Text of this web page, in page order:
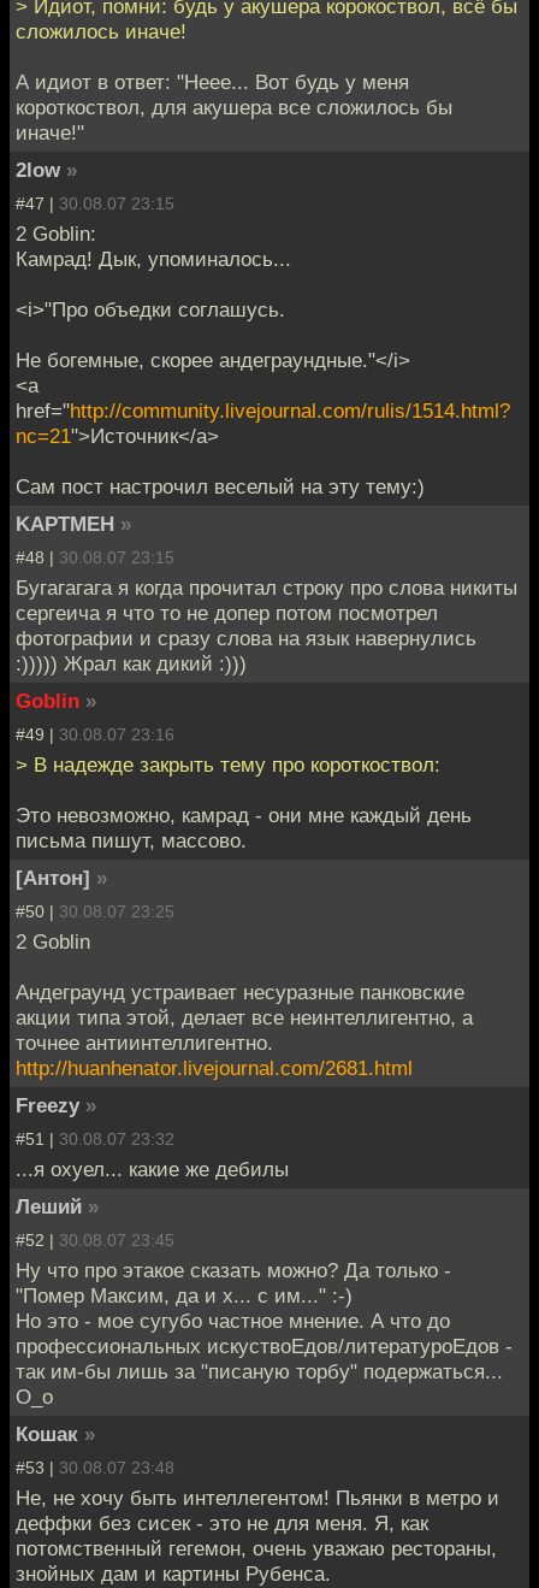
> Идиот, помни: будь у акушера корокоствол, всё бы
сложилось иначе!
А идиот в ответ: "Неее... Вот будь у меня
короткоствол, для акушера все сложилось бы
иначе!"
2low »
#47 | 30.08.07 23:15
2 Goblin:
Камрад! Дык, упоминалось...
<i>"Про объедки соглашусь.
Не богемные, скорее андеграундные."</i>
<a
href="http://community.livejournal.com/rulis/1514.html?
nc=21">Источник</a>
Сам пост настрочил веселый на эту тему:)
KAPTMEH »
#48 | 30.08.07 23:15
Бугагагага я когда прочитал строку про слова никиты
сергеича я что то не допер потом посмотрел
фотографии и сразу слова на язык навернулись
:))))) Жрал как дикий :)))
Goblin »
#49 | 30.08.07 23:16
> В надежде закрыть тему про короткоствол:
Это невозможно, камрад - они мне каждый день
письма пишут, массово.
[Антон] »
#50 | 30.08.07 23:25
2 Goblin
Андеграунд устраивает несуразные панковские
акции типа этой, делает все неинтеллигентно, а
точнее антиинтеллигентно.
http://huanhenator.livejournal.com/2681.html
Freezy »
#51 | 30.08.07 23:32
...я охуел... какие же дебилы
Леший »
#52 | 30.08.07 23:45
Ну что про этакое сказать можно? Да только -
"Помер Максим, да и х... с им..." :-)
Но это - мое сугубо частное мнение. А что до
профессиональных искуствоЕдов/литературоЕдов -
так им-бы лишь за "писаную торбу" подержаться...
О_о
Кошак »
#53 | 30.08.07 23:48
Не, не хочу быть интеллегентом! Пьянки в метро и
деффки без сисек - это не для меня. Я, как
потомственный гегемон, очень уважаю рестораны,
знойных дам и картины Рубенса.